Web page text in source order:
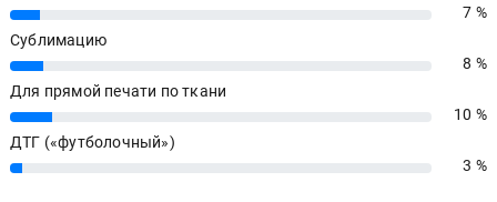
7%
7 %
Сублимацию
8%
8 %
Для прямой печати по ткани
10%
10 %
ДТГ («футболочный»)
3% 3 %